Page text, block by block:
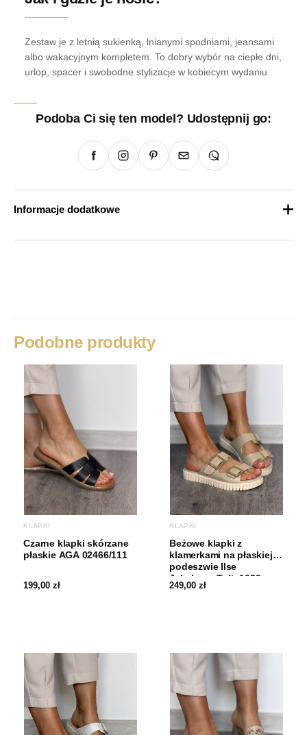
Zestaw je z letnią sukienką, lnianymi spodniami, jeansami
albo wakacyjnym kompletem. To dobry wybór na ciepłe dni,
urlop, spacer i swobodne stylizacje w kobiecym wydaniu.
Podoba Ci się ten model? Udostępnij go:
Informacje dodatkowe
Kolor Blue/Blue
Marka Ipanema
Rodzaj obcasa
Podobne produkty
KLAPKI
Czarne klapki skórzane
płaskie AGA 02466/111
199,00zł
KLAPKI
Beżowe klapki z
klamerkami na płaskiej
podeszwie Ilse
Jakobsen Tulip1039
249,00zł